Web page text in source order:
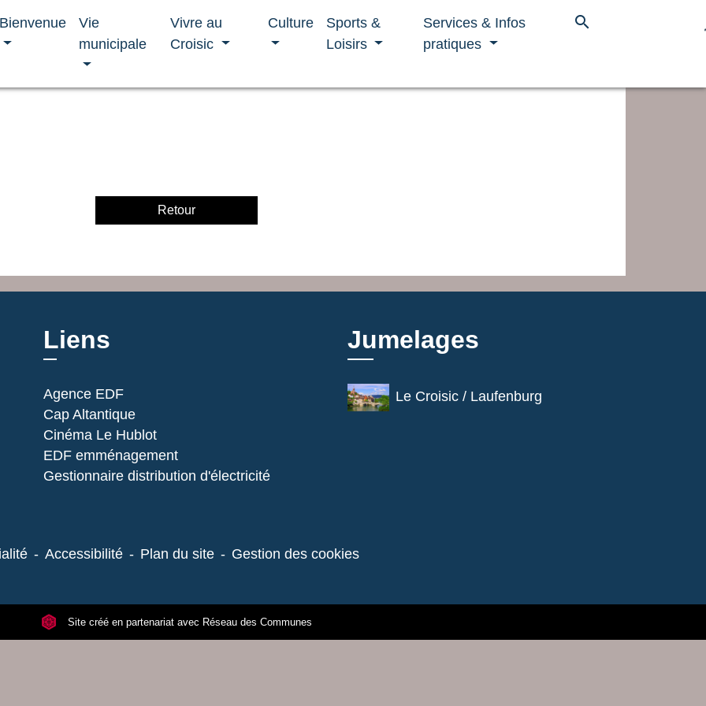
Bienvenue
Vie
municipale
Vivre au
Croisic
Culture
Sports &
Loisirs
Services & Infos
pratiques
search
Retour
Liens
Agence EDF
Cap Altantique
Cinéma Le Hublot
EDF emménagement
Gestionnaire distribution d'électricité
Jumelages
Le Croisic / Laufenburg
- Accessibilité - Plan du site - Gestion des cookies
Site créé en partenariat avec Réseau des Communes